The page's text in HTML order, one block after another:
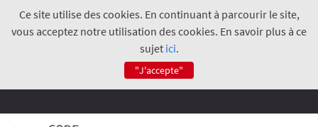
Ce site utilise des cookies. En continuant à parcourir le site,
vous acceptez notre utilisation des cookies. En savoir plus à ce
sujet ici.
"J'accepte"